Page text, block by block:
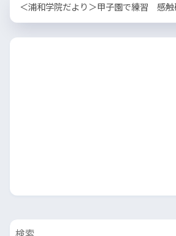
＜浦和学院だより＞甲子園で練習 感